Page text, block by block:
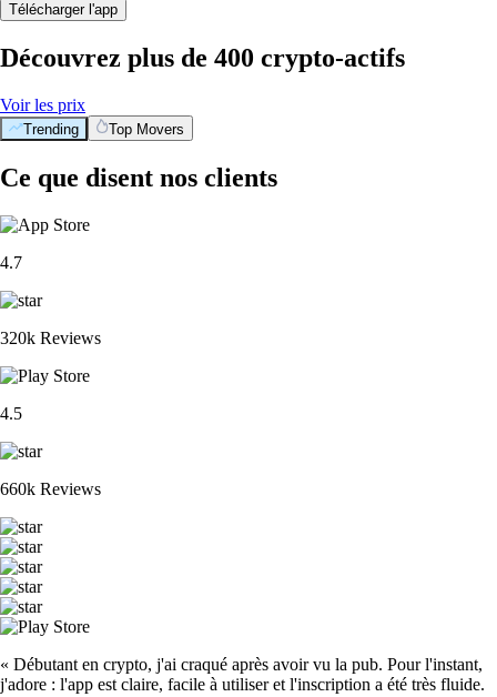
Télécharger l'app
Découvrez plus de 400 crypto-actifs
Voir les prix
Trending Top Movers
Ce que disent nos clients
4.7
320k Reviews
4.5
660k Reviews
« Débutant en crypto, j'ai craqué après avoir vu la pub. Pour l'instant,
j'adore : l'app est claire, facile à utiliser et l'inscription a été très fluide.